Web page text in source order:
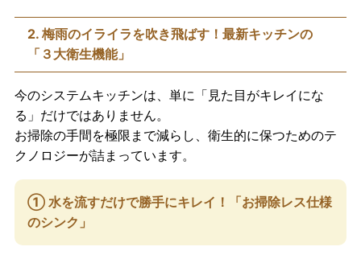
2. 梅雨のイライラを吹き飛ばす！最新キッチンの
「３大衛生機能」
今のシステムキッチンは、単に「見た目がキレイにな
る」だけではありません。
お掃除の手間を極限まで減らし、衛生的に保つためのテ
クノロジーが詰まっています。
① 水を流すだけで勝手にキレイ！「お掃除レス仕様
のシンク」